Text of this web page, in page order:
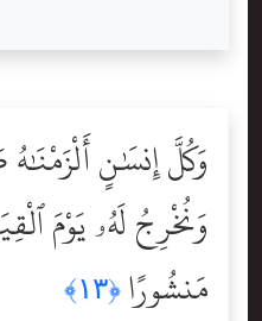
وَكُلَّ إِنسَٰنٍ
وَنُخْرِجُ لَهُۥ يَوْمَ
مَنشُورًا ﴿١٣﴾